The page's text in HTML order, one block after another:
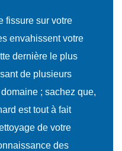
fissure sur votre
envahissent votre
dernière le plus
de plusieurs
; sachez que,
est tout à fait
de votre
des